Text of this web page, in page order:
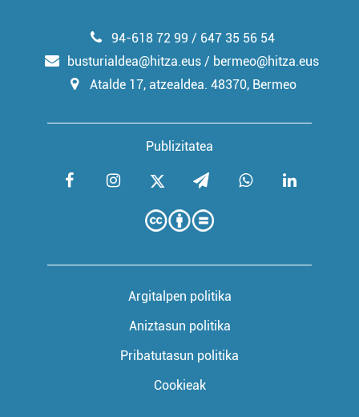
Publizitatea
94-618 72 99 / 647 35 56 54
busturialdea@hitza.eus / bermeo@hitza.eus
Atalde 17, atzealdea. 48370, Bermeo
Argitalpen politika
Aniztasun politika
Pribatutasun politika
Cookieak